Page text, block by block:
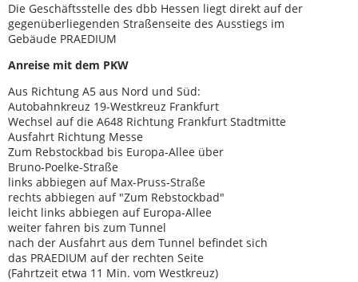
Die Geschäftsstelle des dbb Hessen liegt direkt auf der
gegenüberliegenden Straßenseite des Ausstiegs im
Gebäude PRAEDIUM
Anreise mit dem PKW
Aus Richtung A5 aus Nord und Süd:
Autobahnkreuz 19-Westkreuz Frankfurt
Wechsel auf die A648 Richtung Frankfurt Stadtmitte
Ausfahrt Richtung Messe
Zum Rebstockbad bis Europa-Allee über
Bruno-Poelke-Straße
links abbiegen auf Max-Pruss-Straße
rechts abbiegen auf "Zum Rebstockbad"
leicht links abbiegen auf Europa-Allee
weiter fahren bis zum Tunnel
nach der Ausfahrt aus dem Tunnel befindet sich
das PRAEDIUM auf der rechten Seite
(Fahrtzeit etwa 11 Min. vom Westkreuz)